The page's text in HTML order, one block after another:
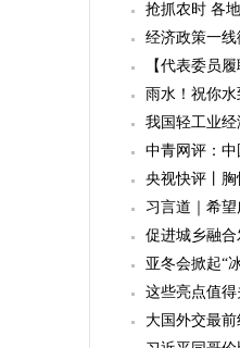
抢抓农时 各
经济政策一
【代表委员
雨水！祝你
我国轻工业
中青网评：
央视快评丨
习言道｜希
促进城乡融合
亚冬会掀起“
这些亮点值
大国外交最